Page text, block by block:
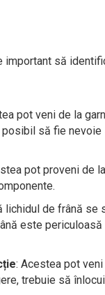
să
pot veni de la
să fie
pot proveni de
lichidul de frână se
este
: Acestea pot
trebuie să